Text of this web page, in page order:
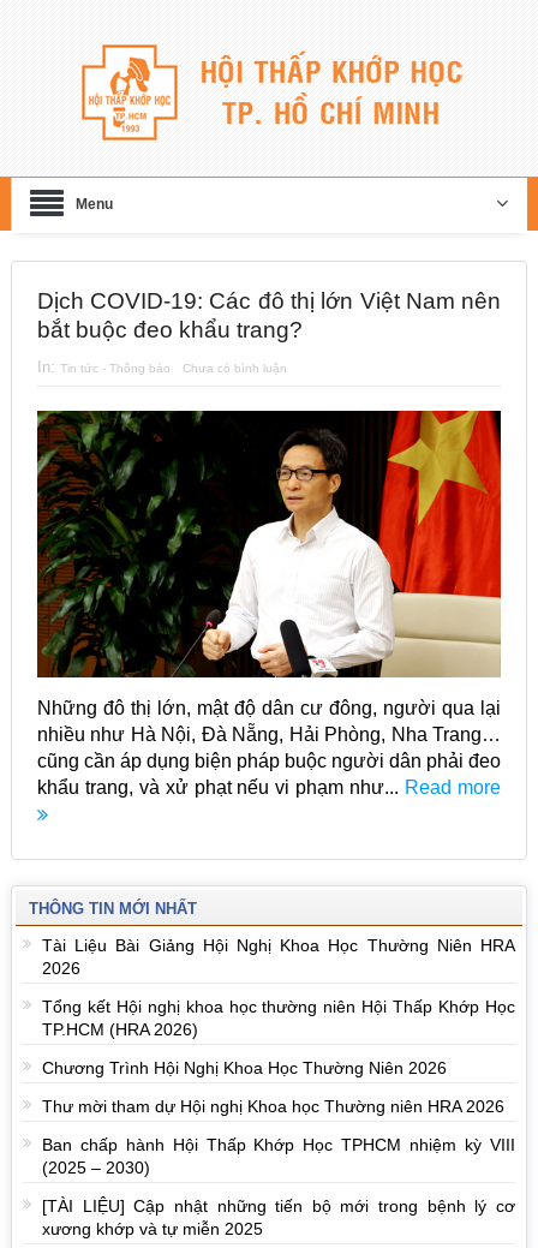
Menu
Dịch COVID-19: Các đô thị lớn Việt Nam nên
bắt buộc đeo khẩu trang?
In: Tin tức - Thông báo Chưa có bình luận
Những đô thị lớn, mật độ dân cư đông, người qua lại
nhiều như Hà Nội, Đà Nẵng, Hải Phòng, Nha Trang…
cũng cần áp dụng biện pháp buộc người dân phải đeo
khẩu trang, và xử phạt nếu vi phạm như... Read more
THÔNG TIN MỚI NHẤT
Tài Liệu Bài Giảng Hội Nghị Khoa Học Thường Niên HRA
2026
Tổng kết Hội nghị khoa học thường niên Hội Thấp Khớp Học
TP.HCM (HRA 2026)
Chương Trình Hội Nghị Khoa Học Thường Niên 2026
Thư mời tham dự Hội nghị Khoa học Thường niên HRA 2026
Ban chấp hành Hội Thấp Khớp Học TPHCM nhiệm kỳ VIII
(2025 – 2030)
[TÀI LIỆU] Cập nhật những tiến bộ mới trong bệnh lý cơ
xương khớp và tự miễn 2025